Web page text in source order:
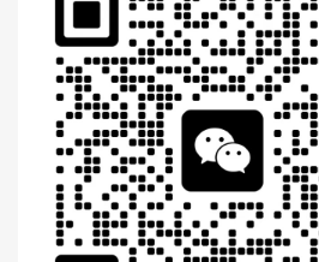
WeChat 微信互動